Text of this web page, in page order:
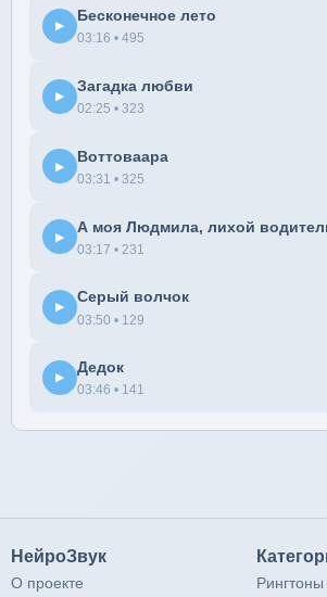
▶
Бесконечное лето
03:16 • 495
▶
Загадка любви
02:25 • 323
▶
Воттоваара
03:31 • 325
▶
А моя Людмила, лихой
03:17 • 231
▶
Серый волчок
03:50 • 129
▶
Дедок
03:46 • 141
НейроЗвук
О проекте Рингтоны